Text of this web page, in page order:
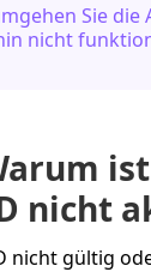
Sie die
nicht
nicht
nicht gültig